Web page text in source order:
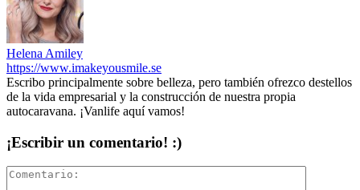
Helena Amiley
https://www.imakeyousmile.se
Escribo principalmente sobre belleza, pero también ofrezco destellos
de la vida empresarial y la construcción de nuestra propia
autocaravana. ¡Vanlife aquí vamos!
¡Escribir un comentario! :)